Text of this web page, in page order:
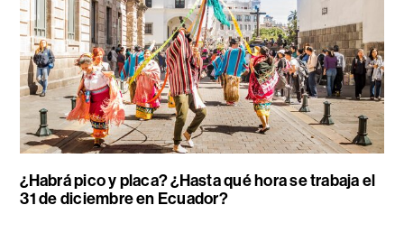
¿Habrá pico y placa? ¿Hasta qué hora se trabaja el
31 de diciembre en Ecuador?